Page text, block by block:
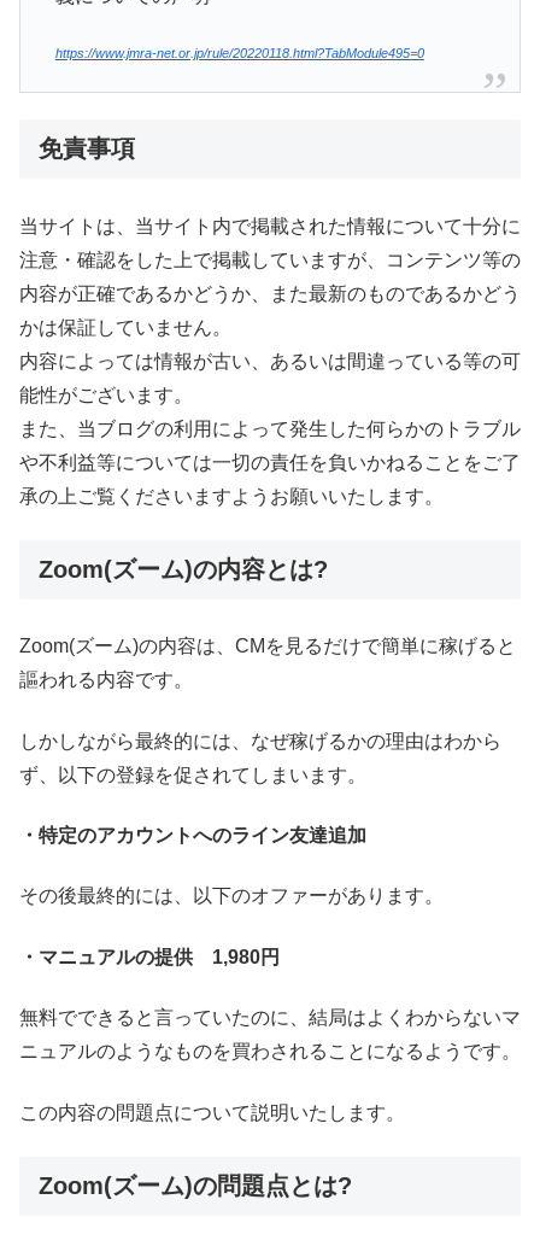
https://www.jmra-net.or.jp/rule/20220118.html?TabModule495=0
免責事項
当サイトは、当サイト内で掲載された情報について十分に
注意・確認をした上で掲載していますが、コンテンツ等の
内容が正確であるかどうか、また最新のものであるかどう
かは保証していません。
内容によっては情報が古い、あるいは間違っている等の可
能性がございます。
また、当ブログの利用によって発生した何らかのトラブル
や不利益等については一切の責任を負いかねることをご了
承の上ご覧くださいますようお願いいたします。
Zoom(ズーム)の内容とは?
Zoom(ズーム)の内容は、CMを見るだけで簡単に稼げると
謳われる内容です。
しかしながら最終的には、なぜ稼げるかの理由はわから
ず、以下の登録を促されてしまいます。
・特定のアカウントへのライン友達追加
その後最終的には、以下のオファーがあります。
・マニュアルの提供 1,980円
無料でできると言っていたのに、結局はよくわからないマ
ニュアルのようなものを買わされることになるようです。
この内容の問題点について説明いたします。
Zoom(ズーム)の問題点とは?